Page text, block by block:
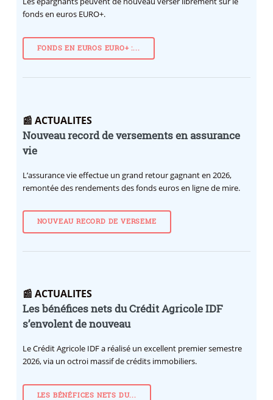
fonds en euros EURO+.
FONDS EN EUROS EURO+ :...
📰 ACTUALITES
Nouveau record de versements en assurance
vie
L’assurance vie effectue un grand retour gagnant en 2026,
remontée des rendements des fonds euros en ligne de mire.
NOUVEAU RECORD DE VERSEME
📰 ACTUALITES
Les bénéfices nets du Crédit Agricole IDF
s’envolent de nouveau
Le Crédit Agricole IDF a réalisé un excellent premier semestre
2026, via un octroi massif de crédits immobiliers.
LES BÉNÉFICES NETS DU...